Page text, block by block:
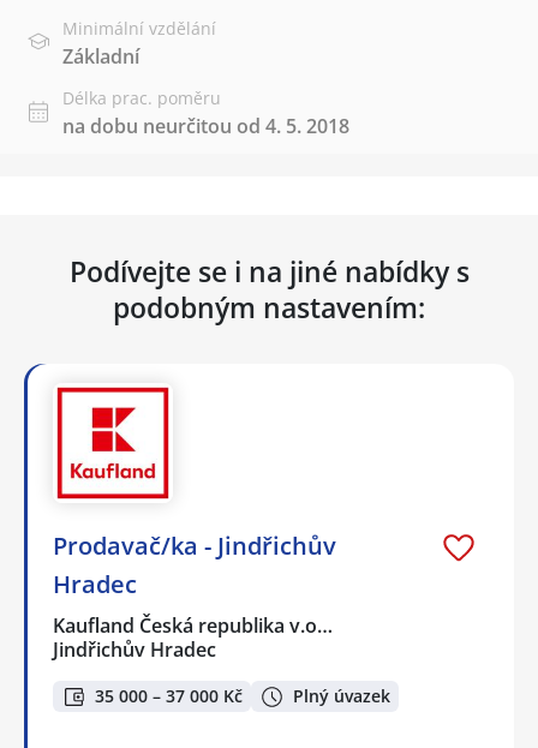
Minimální vzdělání
Základní
Délka prac. poměru
na dobu neurčitou od 4. 5. 2018
Podívejte se i na jiné nabídky s
podobným nastavením:
Prodavač/ka - Jindřichův
Hradec
Kaufland Česká republika v.o…
Jindřichův Hradec
35 000 – 37 000 Kč Plný úvazek